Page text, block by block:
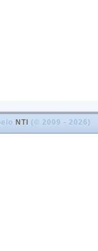
NTI (© 2009 - 2026)